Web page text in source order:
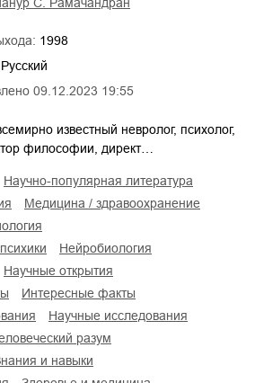
09.12.2023 19:55
1998
Русский
известный невролог, психолог,
философии, директ…
научно-популярная литература
медицина / здравоохранение
нейробиология
научные открытия
интересные факты
научные исследования
разум
знания и навыки